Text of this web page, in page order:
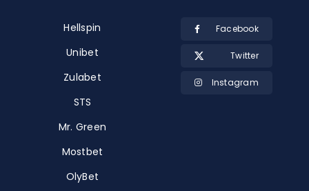
Hellspin
Unibet
Zulabet
STS
Mr. Green
Mostbet
OlyBet
Facebook
Twitter
Instagram